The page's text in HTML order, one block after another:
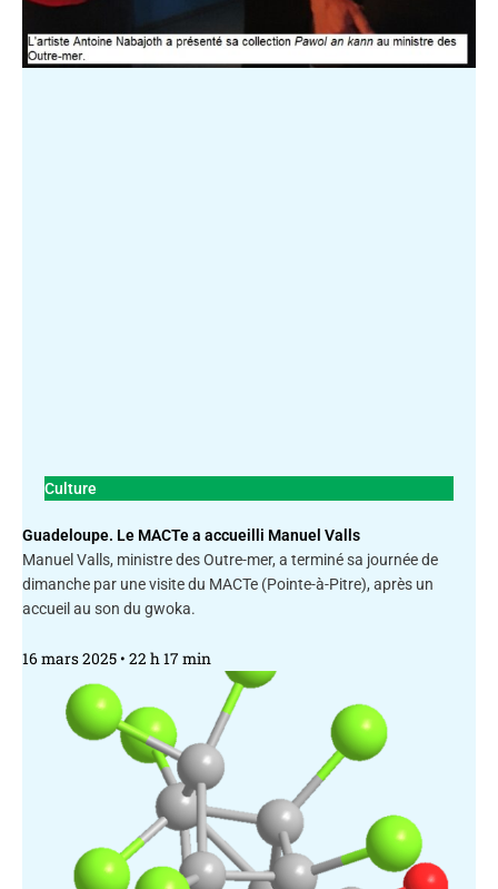
Culture
Guadeloupe. Le MACTe a accueilli Manuel Valls
Manuel Valls, ministre des Outre-mer, a terminé sa journée de
dimanche par une visite du MACTe (Pointe-à-Pitre), après un
accueil au son du gwoka.
16 mars 2025 22 h 17 min